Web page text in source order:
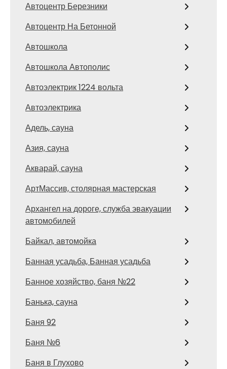
Автоцентр Березники
Автоцентр На Бетонной
Автошкола
Автошкола Автополис
Автоэлектрик 1224 вольта
Автоэлектрика
Адель, сауна
Азия, сауна
Акварай, сауна
АртМассив, столярная мастерская
Архангел на дороге, служба эвакуации
автомобилей
Байкал, автомойка
Банная усадьба, Банная усадьба
Банное хозяйство, баня №22
Банька, сауна
Баня 92
Баня №6
Баня в Глухово